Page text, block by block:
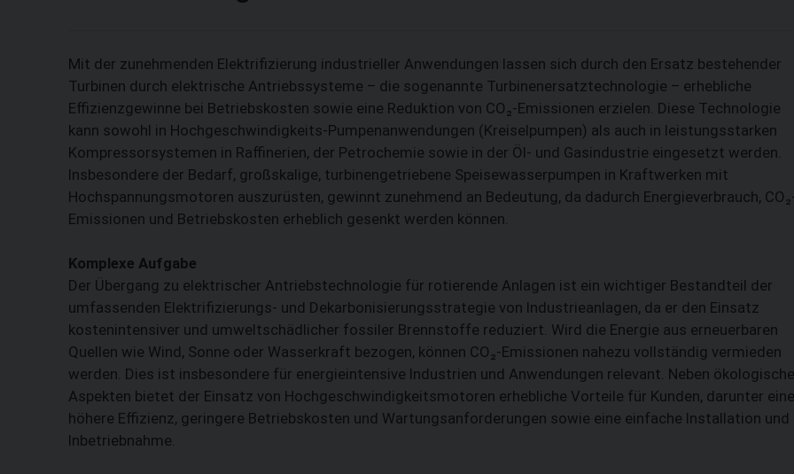
Mit der zunehmenden Elektrifizierung industrieller Anwendungen lassen sich durch den Ersatz bestehender
Turbinen durch elektrische Antriebssysteme – die sogenannte Turbinenersatztechnologie – erhebliche
Effizienzgewinne bei Betriebskosten sowie eine Reduktion von CO₂-Emissionen erzielen. Diese Technologie
kann sowohl in Hochgeschwindigkeits-Pumpenanwendungen (Kreiselpumpen) als auch in leistungsstarken
Kompressorsystemen in Raffinerien, der Petrochemie sowie in der Öl- und Gasindustrie eingesetzt werden.
Insbesondere der Bedarf, großskalige, turbinengetriebene Speisewasserpumpen in Kraftwerken mit
Hochspannungsmotoren auszurüsten, gewinnt zunehmend an Bedeutung, da dadurch Energieverbrauch,
Emissionen und Betriebskosten erheblich gesenkt werden können.
Komplexe Aufgabe
Der Übergang zu elektrischer Antriebstechnologie für rotierende Anlagen ist ein wichtiger Bestandteil der
umfassenden Elektrifizierungs- und Dekarbonisierungsstrategie von Industrieanlagen, da er den Einsatz
kostenintensiver und umweltschädlicher fossiler Brennstoffe reduziert. Wird die Energie aus erneuerbaren
Quellen wie Wind, Sonne oder Wasserkraft bezogen, können CO₂-Emissionen nahezu vollständig vermieden
werden. Dies ist insbesondere für energieintensive Industrien und Anwendungen relevant. Neben
Aspekten bietet der Einsatz von Hochgeschwindigkeitsmotoren erhebliche Vorteile für Kunden, darunter eine
höhere Effizienz, geringere Betriebskosten und Wartungsanforderungen sowie eine einfache Installation und
Inbetriebnahme.
SUCHEN